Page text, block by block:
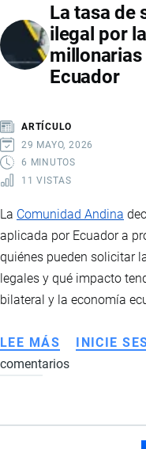
ARANCELES,
SEGURIDAD
Y
La tasa de
ilegal por
Ecuador
ARTÍCULO
29 MAYO, 2026
6 MINUTOS
11 VISTAS
La Comunidad Andina
aplicada por Ecuador a
quiénes pueden solicitar
legales y qué impacto
bilateral y la economía
LEE MÁS SOBRE
LA
SEGURIDAD
INICIE
comentarios